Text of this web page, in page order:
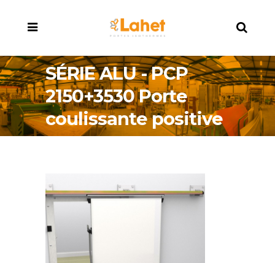
SÉRIE ALU - PCP
2150+3530 Porte
coulissante positive